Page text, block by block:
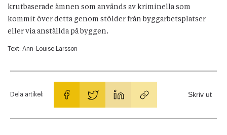
krutbaserade ämnen som används av kriminella som
kommit över detta genom stölder från byggarbetsplatser
eller via anställda på byggen.
Text: Ann-Louise Larsson
Dela artikel: Skriv ut